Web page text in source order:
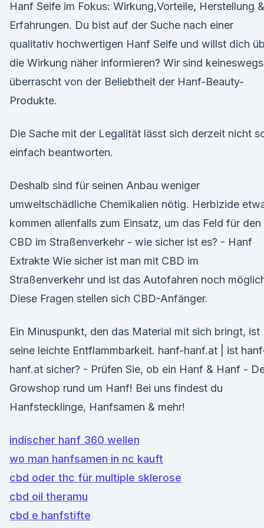
Hanf Seife im Fokus: Wirkung,Vorteile, Herstellung &
Erfahrungen. Du bist auf der Suche nach einer
qualitativ hochwertigen Hanf Seife und willst dich
die Wirkung näher informieren? Wir sind keineswegs
überrascht von der Beliebtheit der Hanf-Beauty-
Produkte.
Die Sache mit der Legalität lässt sich derzeit nicht
einfach beantworten.
Deshalb sind für seinen Anbau weniger
umweltschädliche Chemikalien nötig. Herbizide
kommen allenfalls zum Einsatz, um das Feld für den
CBD im Straßenverkehr - wie sicher ist es? - Hanf
Extrakte Wie sicher ist man mit CBD im
Straßenverkehr und ist das Autofahren noch
Diese Fragen stellen sich CBD-Anfänger.
Ein Minuspunkt, den das Material mit sich bringt, ist
seine leichte Entflammbarkeit. hanf-hanf.at | ist
hanf.at sicher? - Prüfen Sie, ob ein Hanf & Hanf -
Growshop rund um Hanf! Bei uns findest du
Hanfstecklinge, Hanfsamen & mehr!
indischer hanf 360 wellen
wo man hanfsamen in nc kauft
cbd oder thc für multiple sklerose
cbd oil theramu
cbd e hanfstifte